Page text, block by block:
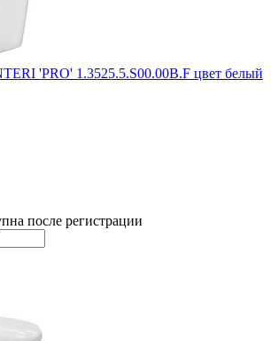
'PRO' 1.3525.5.S00.00B.F цвет белый
после регистрации